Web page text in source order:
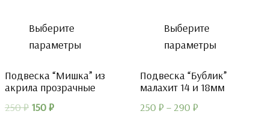
Выберите
параметры
Подвеска “Мишка” из
акрила прозрачные
250₽ Первоначальная
150₽Текущая
Выберите
параметры
Подвеска “Бублик”
малахит 14 и 18мм
250 ₽– 290 ₽